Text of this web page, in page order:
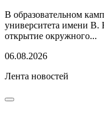
В образовательном
университета имени
открытие окружного...
06.08.2026
Лента новостей